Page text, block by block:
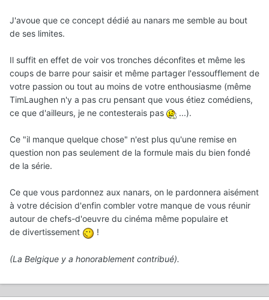
J'avoue que ce concept dédié au nanars me semble au bout
de ses limites.
Il suffit en effet de voir vos tronches déconfites et même les
coups de barre pour saisir et même partager l'essoufflement de
votre passion ou tout au moins de votre enthousiasme (même
TimLaughen n'y a pas cru pensant que vous étiez comédiens,
ce que d'ailleurs, je ne contesterais pas
...).
Ce "il manque quelque chose" n'est plus qu'une remise en
question non pas seulement de la formule mais du bien fondé
de la série.
Ce que vous pardonnez aux nanars, on le pardonnera aisément
à votre décision d'enfin combler votre manque de vous réunir
autour de chefs-d'oeuvre du cinéma même populaire et
de divertissement
!
(La Belgique y a honorablement contribué).